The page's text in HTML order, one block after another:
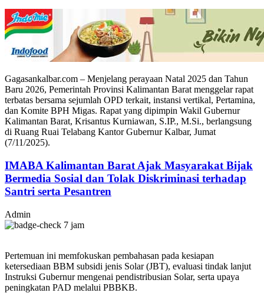
Gagasankalbar.com – Menjelang perayaan Natal 2025 dan Tahun
Baru 2026, Pemerintah Provinsi Kalimantan Barat menggelar rapat
terbatas bersama sejumlah OPD terkait, instansi vertikal, Pertamina,
dan Komite BPH Migas. Rapat yang dipimpin Wakil Gubernur
Kalimantan Barat, Krisantus Kurniawan, S.IP., M.Si., berlangsung
di Ruang Ruai Telabang Kantor Gubernur Kalbar, Jumat
(7/11/2025).
IMABA Kalimantan Barat Ajak Masyarakat Bijak
Bermedia Sosial dan Tolak Diskriminasi terhadap
Santri serta Pesantren
Admin
7 jam
Pertemuan ini memfokuskan pembahasan pada kesiapan
ketersediaan BBM subsidi jenis Solar (JBT), evaluasi tindak lanjut
Instruksi Gubernur mengenai pendistribusian Solar, serta upaya
peningkatan PAD melalui PBBKB.